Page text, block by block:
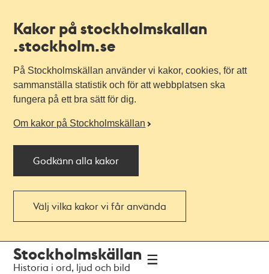
Kakor på stockholmskallan
.stockholm.se
På Stockholmskällan använder vi kakor, cookies, för att
sammanställa statistik och för att webbplatsen ska
fungera på ett bra sätt för dig.
Om kakor på Stockholmskällan
Godkänn alla kakor
Välj vilka kakor vi får använda
navigationen
huvudinnehållet
Stockholmskällan
Historia i ord, ljud och bild